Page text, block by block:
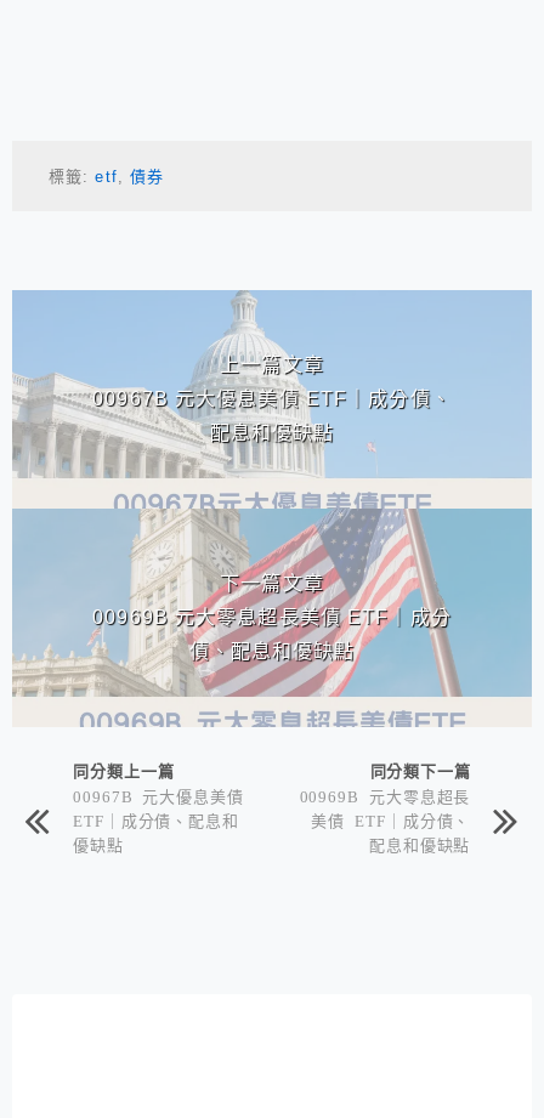
標籤:etf ,債券
上一篇文章
00967B 元大優息美債 ETF｜成分債、
配息和優缺點
下一篇文章
00969B 元大零息超長美債 ETF｜成分
債、配息和優缺點
同分類上一篇
00967B 元大優息美債
ETF｜成分債、配息和
優缺點
同分類下一篇
00969B 元大零息超長
美債 ETF｜成分債、
配息和優缺點